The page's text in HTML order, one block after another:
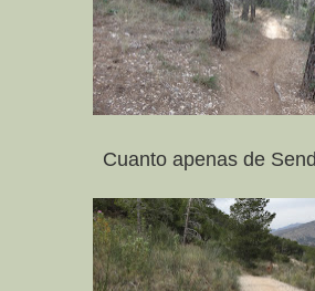
Cuanto apenas de